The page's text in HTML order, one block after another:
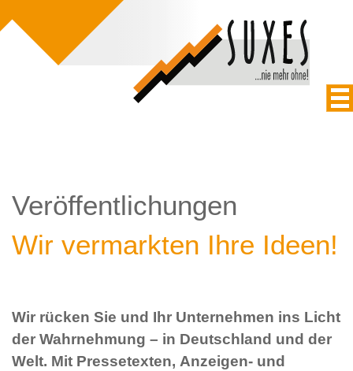
Veröffentlichungen
Wir vermarkten Ihre Ideen!
Wir rücken Sie und Ihr Unternehmen ins Licht
der Wahrnehmung – in Deutschland und der
Welt. Mit Pressetexten, Anzeigen- und